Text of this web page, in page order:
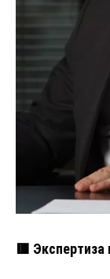
🟥 Экспертиза